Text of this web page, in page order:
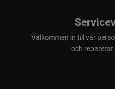
Välkommen in till vår
och